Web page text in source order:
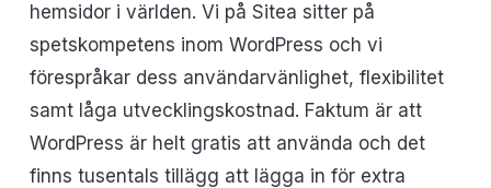
hemsidor i världen. Vi på Sitea sitter på
spetskompetens inom WordPress och vi
förespråkar dess användarvänlighet, flexibilitet
samt låga utvecklingskostnad. Faktum är att
WordPress är helt gratis att använda och det
finns tusentals tillägg att lägga in för extra